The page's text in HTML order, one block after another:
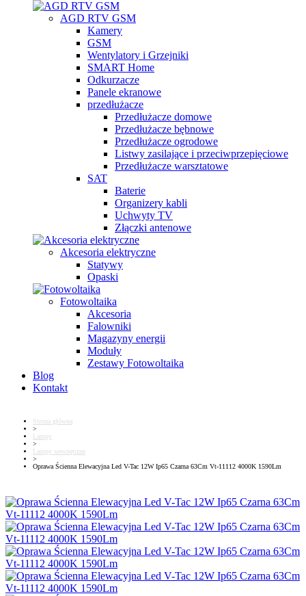
AGD RTV GSM
Kamery
GSM
Wentylatory i Grzejniki
SMART Home
Odkurzacze
Panele ekranowe
przedłużacze
Przedłużacze domowe
Przedłużacze bębnowe
Przedłużacze ogrodowe
Listwy zasilające i przeciwprzepięciowe
Przedłużacze warsztatowe
SAT
Baterie
Organizery kabli
Uchwyty TV
Złączki antenowe
Akcesoria elektryczne
Statywy
Opaski
Fotowoltaika
Akcesoria
Falowniki
Magazyny energii
Moduły
Zestawy Fotowoltaika
Blog
Kontakt
Strona główna
>
Lampy
>
Lampy wewnętrzne
>
Oprawa Ścienna Elewacyjna Led V-Tac 12W Ip65 Czarna 63Cm Vt-11112 4000K 1590Lm